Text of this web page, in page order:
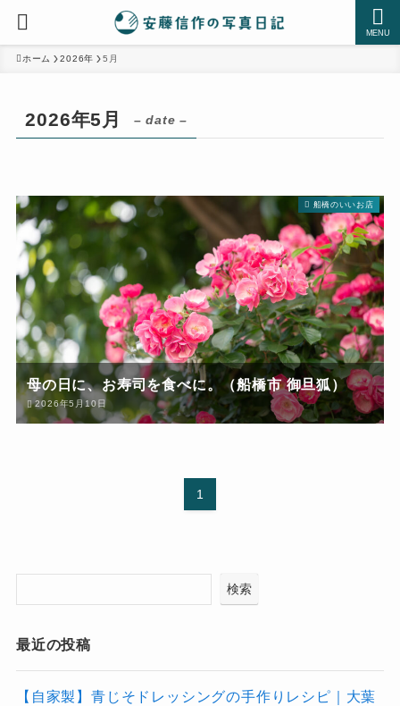
MENU
ホーム 2026年 5月
2026年5月 – date –
船橋のいいお店
母の日に、お寿司を食べに。（船橋市 御旦狐）
2026年5月10日
1
検索
最近の投稿
【自家製】青じそドレッシングの手作りレシピ｜大葉